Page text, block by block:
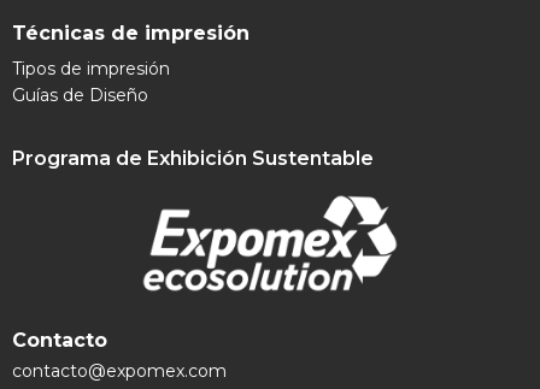
Técnicas de impresión
Tipos de impresión
Guías de Diseño
Programa de Exhibición Sustentable
Contacto
contacto@expomex.com